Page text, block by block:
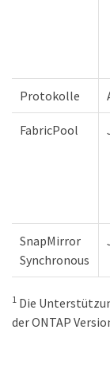
Protokolle
FabricPool
SnapMirror
Synchronous
1 Die
der ONTAP